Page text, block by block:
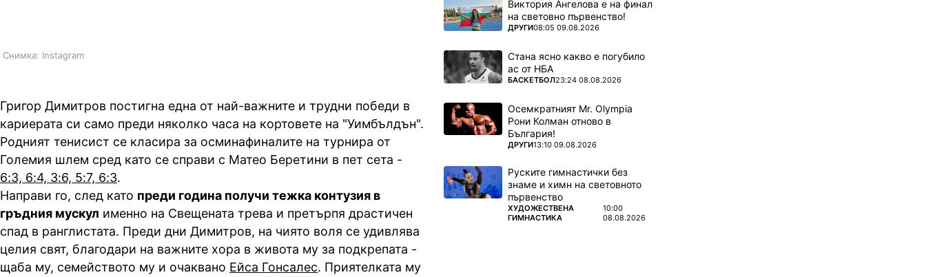
Снимка: Instagram
Григор Димитров постигна една от най-важните и трудни победи в
кариерата си само преди няколко часа на кортовете на "Уимбълдън".
Родният тенисист се класира за осминафиналите на турнира от
Големия шлем сред като се справи с Матео Беретини в пет сета -
6:3, 6:4, 3:6, 5:7, 6:3.
Направи го, след като преди година получи тежка контузия в
гръдния мускул именно на Свещената трева и претърпя драстичен
спад в ранглистата. Преди дни Димитров, на чиято воля се удивлява
целия свят, благодари на важните хора в живота му за подкрепата -
щаба му, семейството му и очаквано Ейса Гонсалес. Приятелката му
Виктория Ангелова е на финал
на световно първенство!
ПОВЕЧЕ ОТ
ДРУГИ08:05 09.08.2026
Стана ясно какво е погубило
ас от НБА
ПОВЕЧЕ ОТ
БАСКЕТБОЛ23:24 08.08.2026
Осемкратният Mr. Olympia
Рони Колман отново в
България!
ПОВЕЧЕ ОТ
ДРУГИ13:10 09.08.2026
Руските гимнастички без
знаме и химн на световното
първенство
ПОВЕЧЕ ОТ
ХУДОЖЕСТВЕНА
ГИМНАСТИКА
10:00
08.08.2026